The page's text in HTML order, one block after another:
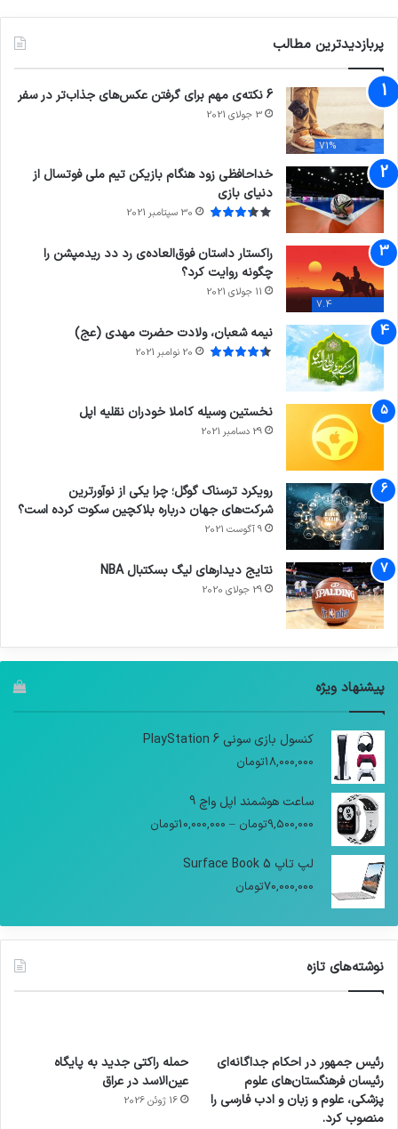
پربازدیدترین مطالب
71%
6 نکته‌ی مهم برای گرفتن عکس‌های جذاب‌تر در سفر
3 جولای 2021
خداحافظی زود هنگام بازیکن تیم ملی فوتسال از
دنیای بازی
30 سپتامبر 2021
7.4
راکستار داستان فوق‌العاده‌ی رد دد ریدمپشن را
چگونه روایت کرد؟
11 جولای 2021
نیمه شعبان، ولادت حضرت مهدی (عج)
20 نوامبر 2021
نخستین وسیله کاملا خودران نقلیه اپل
29 دسامبر 2021
رویکرد ترسناک گوگل؛ چرا یکی از نوآورترین
شرکت‌های جهان درباره بلاکچین سکوت کرده است؟
9 آگوست 2021
نتایج دیدار‌های لیگ بسکتبال NBA
29 جولای 2020
پیشنهاد ویژه
کنسول بازی سونی PlayStation 6
18,000,000تومان
ساعت هوشمند اپل واچ 9
9,500,000تومان –
10,000,000تومان
لپ تاپ Surface Book 5
70,000,000تومان
نوشته‌های تازه
رئیس جمهور در احکام جداگانه‌ای
رئیسان فرهنگستان‌های علوم
پزشکی، علوم و زبان و ادب فارسی را
منصوب کرد.
حمله راکتی جدید به پایگاه
عین‌الاسد در عراق
16 ژوئن 2026